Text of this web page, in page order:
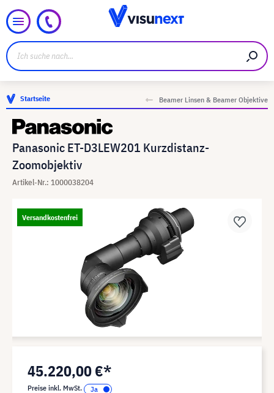
Startseite Beamer Linsen & Beamer Objektive
Panasonic ET-D3LEW201 Kurzdistanz-
Zoomobjektiv
Artikel-Nr.: 1000038204
Versandkostenfrei
45.220,00 €*
Preise inkl. MwSt.